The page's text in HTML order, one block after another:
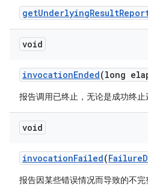
getUnderlyingResult
void
invocationEnded(long
报告调用已终止，无论是成功终止
void
invocationFailed(Failure
报告因某些错误情况而导致的不完